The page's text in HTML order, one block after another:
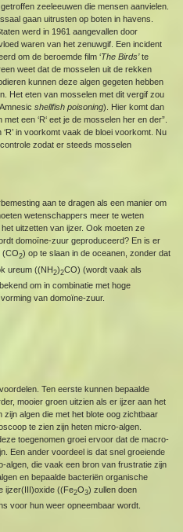
zeeleeuwen die mensen aanvielen.
gaan uitrusten op boten in havens.
werd in 1961 aangevallen door
waren van het zenuwgif. Een incident
om de beroemde film ‘The Birds’te
weet dat de mosselen uit de rekken
kunnen deze algen gegeten hebben
Het eten van mosselen met dit vergif zou
shellfish poisoning). Hier komt dan
een ‘R‘ eet je de mosselen her en der”.
in voorkomt vaak de bloei voorkomt. Nu
zodat er steeds mosselen
aan te dragen als een manier om
wetenschappers meer te weten
uitzetten van ijzer. Ook moeten ze
domoïne-zuur geproduceerd? En is er
(CO2) op te slaan in de oceanen, zonder dat
ureum ((NH2)2CO) (wordt vaak als
om in combinatie met hoge
van domoïne-zuur.
Ten eerste kunnen bepaalde
mooier groen uitzien als er ijzer aan het
algen die met het blote oog zichtbaar
te zien zijn heten micro-algen.
toegenomen groei ervoor dat de macro-
Een ander voordeel is dat snel groeiende
algen, die vaak een bron van frustratie zijn
en bepaalde bacteriën organische
ijzer(III)oxide ((Fe2O3) zullen doen
voor hun weer opneembaar wordt.